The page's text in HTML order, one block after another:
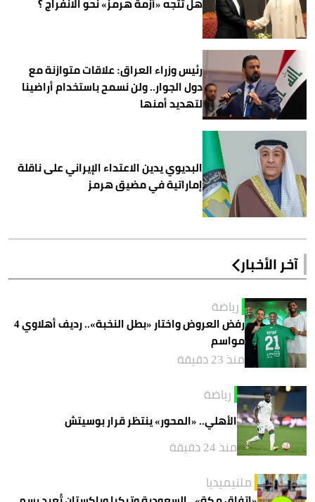
رئيس وزراء العراق: علاقات متوازنة مع
دول الجوار.. ولن نسمح باستخدام أراضينا
لتهديد أمنها
البديوي يدين الاعتداء الإيراني على ناقلة
إماراتية في مضيق هرمز
آخر الأخبار
رياضة
رفض العروض واختار «بطل النخبة».. رديف أهلاوي 4
مواسم
منذ 23 دقيقة
رياضة
الأهلي.. «المحور» ينتظر قرار بوسيتش
منذ 24 دقيقة
ملتيميديا